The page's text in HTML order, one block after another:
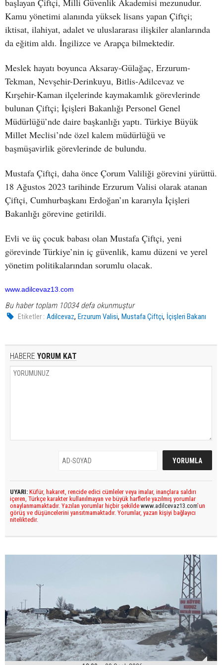
başlayan Çiftçi, Milli Güvenlik Akademisi mezunudur.
Kamu yönetimi alanında yüksek lisans yapan Çiftçi;
iktisat, ilahiyat, adalet ve uluslararası ilişkiler alanlarında
da eğitim aldı. İngilizce ve Arapça bilmektedir.
Meslek hayatı boyunca Aksaray-Gülağaç, Erzurum-
Tekman, Nevşehir-Derinkuyu, Bitlis-Adilcevaz ve
Kırşehir-Kaman ilçelerinde kaymakamlık görevlerinde
bulunan Çiftçi; İçişleri Bakanlığı Personel Genel
Müdürlüğü’nde daire başkanlığı yaptı. Türkiye Büyük
Millet Meclisi’nde özel kalem müdürlüğü ve
başmüşavirlik görevlerinde de bulundu.
Mustafa Çiftçi, daha önce Çorum Valiliği görevini yürüttü.
18 Ağustos 2023 tarihinde Erzurum Valisi olarak atanan
Çiftçi, Cumhurbaşkanı Erdoğan’ın kararıyla İçişleri
Bakanlığı görevine getirildi.
Evli ve üç çocuk babası olan Mustafa Çiftçi, yeni
görevinde Türkiye’nin iç güvenlik, kamu düzeni ve yerel
yönetim politikalarından sorumlu olacak.
www.adilcevaz13.com
Bu haber toplam 10034 defa okunmuştur
Etiketler : Adilcevaz,Erzurum Valisi,Mustafa Çiftçi, İçişleri Bakanı
HABERE YORUM KAT
UYARI: Küfür, hakaret, rencide edici cümleler veya imalar, inançlara saldırı
içeren, Türkçe karakter kullanılmayan ve büyük harflerle yazılmış yorumlar
onaylanmamaktadır. Yazılan yorumlar hiçbir şekilde www.adilcevaz13.com’un
görüş ve düşüncelerini yansıtmamaktadır. Yorumlar, yazan kişiyi bağlayıcı
niteliktedir.